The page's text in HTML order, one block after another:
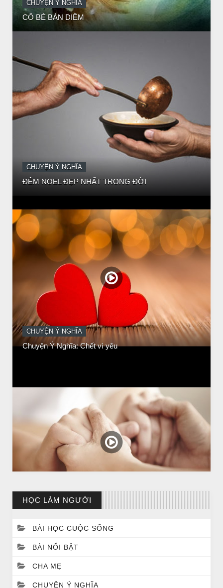
CHUYỆN Ý NGHĨA
ĐÊM NOEL ĐẸP NHẤT TRONG ĐỜI
CHUYỆN Ý NGHĨA
Chuyện Ý Nghĩa: Chết vì yêu
CHUYỆN Ý NGHĨA
Chuyen Y Nghia: Thien Chua Luon Tha Thu
HỌC LÀM NGƯỜI
BÀI HỌC CUỘC SỐNG
BÀI NỔI BẬT
CHA MẸ
CHUYỆN Ý NGHĨA